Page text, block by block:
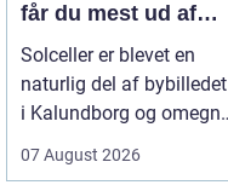
får du mest ud af
solen
Solceller er blevet en
naturlig del af bybilledet
i Kalundborg og omegn.
og mindre virksomheder
07 August 2026